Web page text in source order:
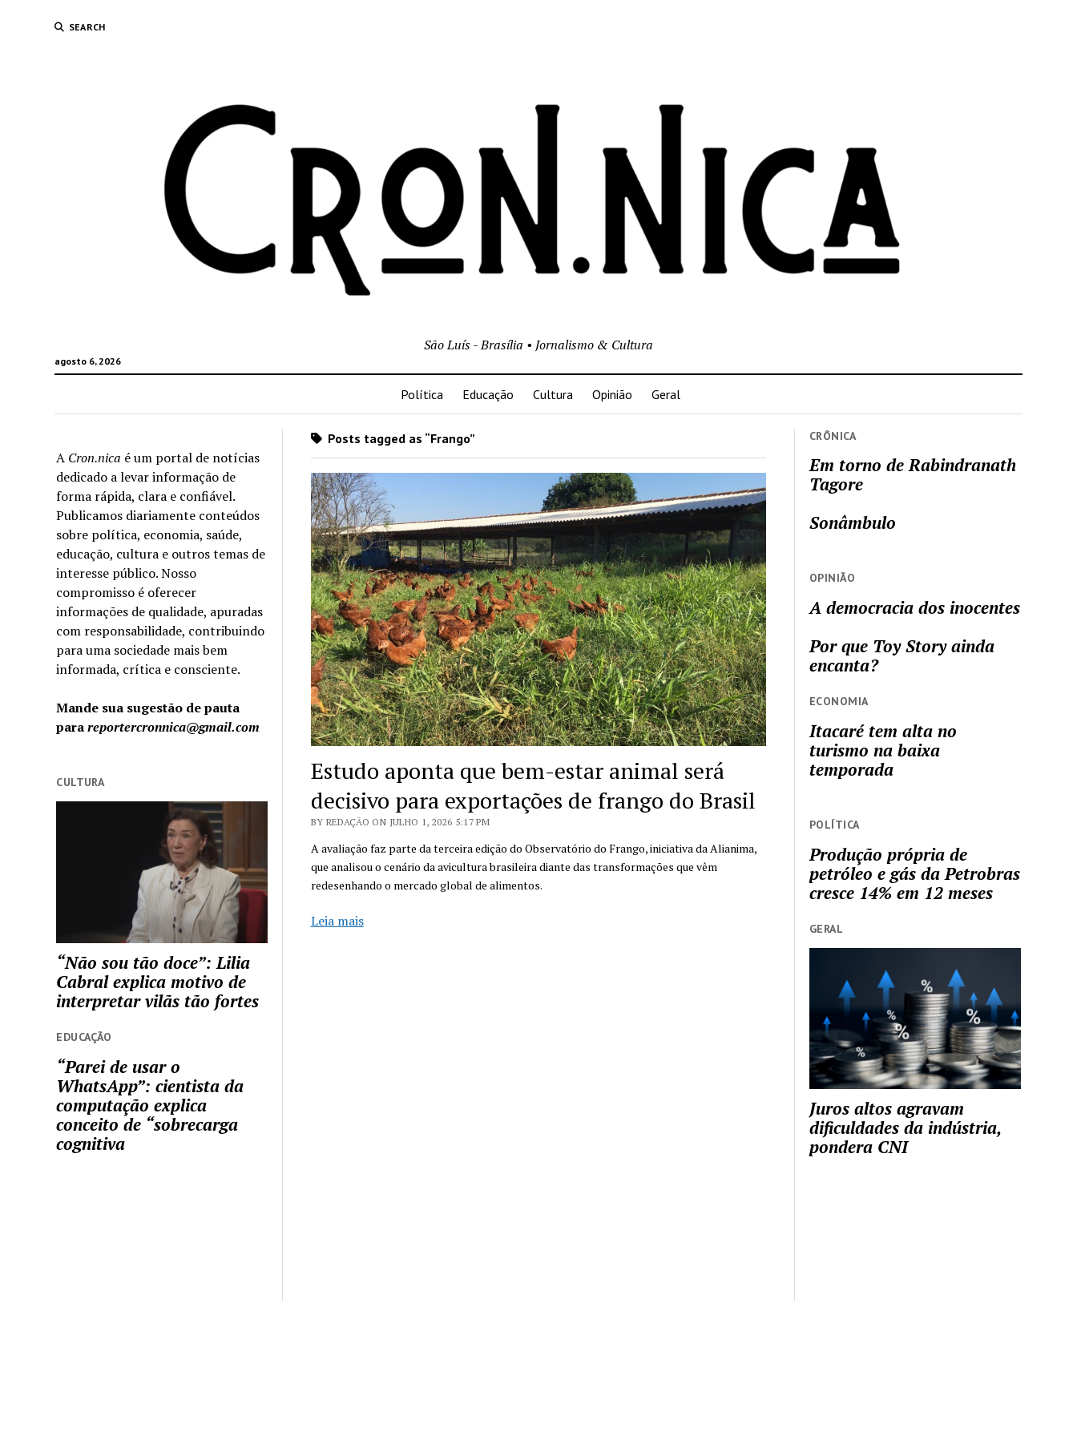
SEARCH
agosto 6, 2026
São Luís - Brasília • Jornalismo & Cultura
Política Educação Cultura Opinião Geral
A Cron.nica é um portal de notícias
dedicado a levar informação de
forma rápida, clara e confiável.
Publicamos diariamente conteúdos
sobre política, economia, saúde,
educação, cultura e outros temas de
interesse público. Nosso
compromisso é oferecer
informações de qualidade, apuradas
com responsabilidade, contribuindo
para uma sociedade mais bem
informada, crítica e consciente.
Mande sua sugestão de pauta
parareportercronnica@gmail.com
CULTURA
“Não sou tão doce”: Lilia
Cabral explica motivo de
interpretar vilãs tão fortes
EDUCAÇÃO
“Parei de usar o
WhatsApp”: cientista da
computação explica
conceito de “sobrecarga
cognitiva
Posts tagged as “Frango”
Estudo aponta que bem-estar animal será
decisivo para exportações de frango do Brasil
BY REDAÇÃO ON JULHO 1, 2026 5:17 PM
A avaliação faz parte da terceira edição do Observatório do Frango, iniciativa da Alianima,
que analisou o cenário da avicultura brasileira diante das transformações que vêm
redesenhando o mercado global de alimentos.
Leia maisEstudo
CRÔNICA
Em torno de Rabindranath
Tagore
Sonâmbulo
OPINIÃO
A democracia dos inocentes
Por que Toy Story ainda
encanta?
ECONOMIA
Itacaré tem alta no
turismo na baixa
temporada
POLÍTICA
Produção própria de
petróleo e gás da Petrobras
cresce 14% em 12 meses
GERAL
Juros altos agravam
dificuldades da indústria,
pondera CNI